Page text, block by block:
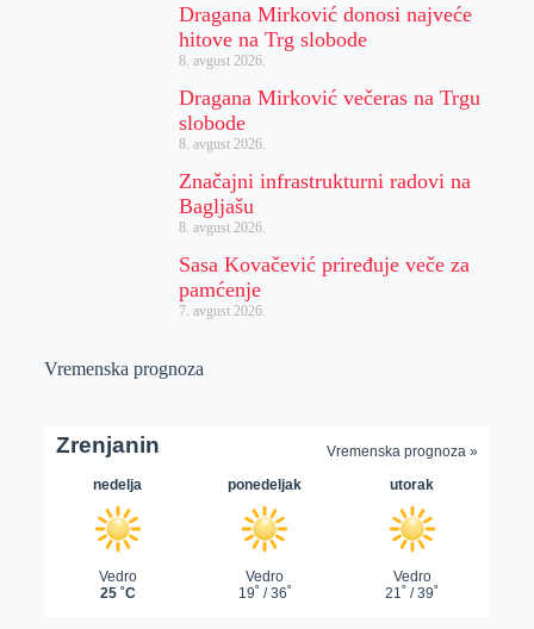
Dragana Mirković donosi najveće
hitove na Trg slobode
8. avgust 2026.
Dragana Mirković večeras na Trgu
slobode
8. avgust 2026.
Značajni infrastrukturni radovi na
Bagljašu
8. avgust 2026.
Sasa Kovačević priređuje veče za
pamćenje
7. avgust 2026.
Vremenska prognoza